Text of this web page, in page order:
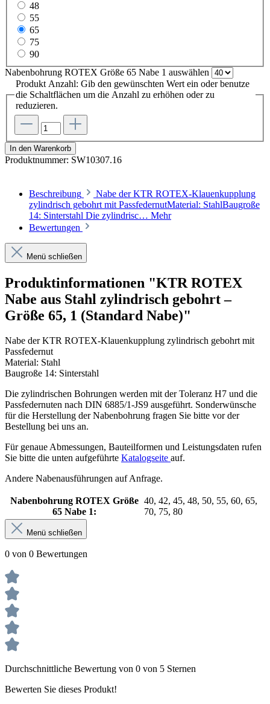
48
55
65
75
90
Nabenbohrung ROTEX Größe 65 Nabe 1 auswählen
Produkt Anzahl: Gib den gewünschten Wert ein oder benutze
die Schaltflächen um die Anzahl zu erhöhen oder zu
reduzieren.
In den Warenkorb
Produktnummer: SW10307.16
Beschreibung
Nabe der KTR ROTEX-Klauenkupplung
zylindrisch gebohrt mit PassfedernutMaterial: StahlBaugroße
14: Sinterstahl Die zylindrisc… Mehr
Bewertungen
Menü schließen
Produktinformationen "KTR ROTEX
Nabe aus Stahl zylindrisch gebohrt –
Größe 65, 1 (Standard Nabe)"
Nabe der KTR ROTEX-Klauenkupplung zylindrisch gebohrt mit
Passfedernut
Material: Stahl
Baugroße 14: Sinterstahl
Die zylindrischen Bohrungen werden mit der Toleranz H7 und die
Passfedernuten nach DIN 6885/1-JS9 ausgeführt. Sonderwünsche
für die Herstellung der Nabenbohrung fragen Sie bitte vor der
Bestellung bei uns an.
Für genaue Abmessungen, Bauteilformen und Leistungsdaten rufen
Sie bitte die unten aufgeführte Katalogseite auf.
Andere Nabenausführungen auf Anfrage.
Nabenbohrung ROTEX Größe
65 Nabe 1:
40, 42, 45, 48, 50, 55, 60, 65,
70, 75, 80
Menü schließen
0 von 0 Bewertungen
Durchschnittliche Bewertung von 0 von 5 Sternen
Bewerten Sie dieses Produkt!